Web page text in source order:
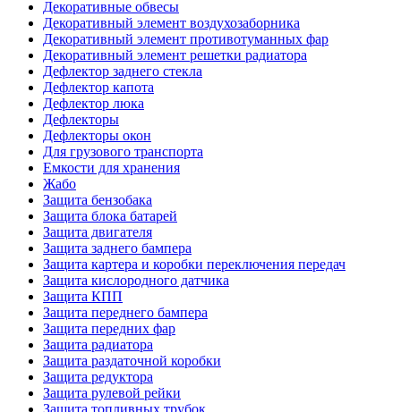
Декоративные обвесы
Декоративный элемент воздухозаборника
Декоративный элемент противотуманных фар
Декоративный элемент решетки радиатора
Дефлектор заднего стекла
Дефлектор капота
Дефлектор люка
Дефлекторы
Дефлекторы окон
Для грузового транспорта
Емкости для хранения
Жабо
Защита бензобака
Защита блока батарей
Защита двигателя
Защита заднего бампера
Защита картера и коробки переключения передач
Защита кислородного датчика
Защита КПП
Защита переднего бампера
Защита передних фар
Защита радиатора
Защита раздаточной коробки
Защита редуктора
Защита рулевой рейки
Защита топливных трубок